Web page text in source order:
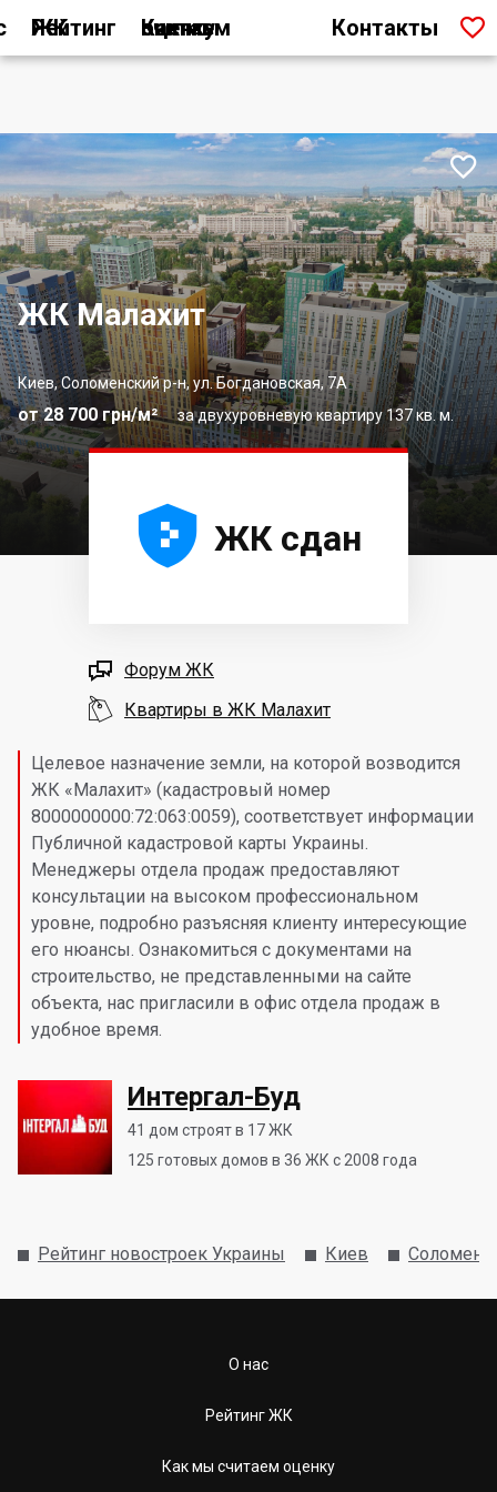
Рейтинг ЖК Как мы считаем оценку Контакты 
ЖК Малахит
Киев, Соломенский р-н, ул. Богдановская, 7А
за двухуровневую квартиру 137 кв. м.
от 28 700 грн/м²

Целевое назначение земли, на которой возводится
ЖК «Малахит» (кадастровый номер
8000000000:72:063:0059), соответствует информации
Публичной кадастровой карты Украины.
Менеджеры отдела продаж предоставляют
консультации на высоком профессиональном
уровне, подробно разъясняя клиенту интересующие
его нюансы. Ознакомиться с документами на
строительство, не представленными на сайте
объекта, нас пригласили в офис отдела продаж в
удобное время.
Интергал-Буд
41 дом строят в 17 ЖК
125 готовых домов в 36 ЖК с 2008 года




 ЖК сдан
 Форум ЖК
 Квартиры в ЖК Малахит
Рейтинг новостроек Украины Киев
О нас
Рейтинг ЖК
Как мы считаем оценку